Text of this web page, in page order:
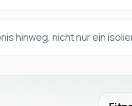
hinweg, nicht nur ein